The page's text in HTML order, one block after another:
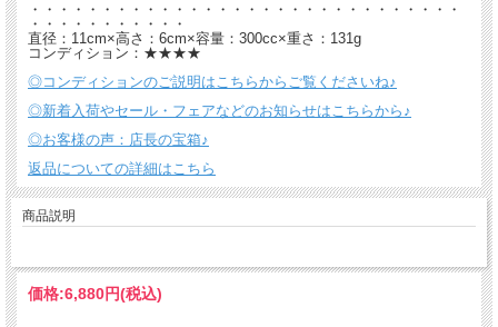
・・・・・・・・・・・・・・・・・・・・・・・・・・・・・・
・・・・・・・・・・・
直径：11cm×高さ：6cm×容量：300cc×重さ：131g
コンディション：★★★★
◎コンディションのご説明はこちらからご覧くださいね♪
◎新着入荷やセール・フェアなどのお知らせはこちらから♪
◎お客様の声：店長の宝箱♪
返品についての詳細はこちら
商品説明
価格:6,880円(税込)